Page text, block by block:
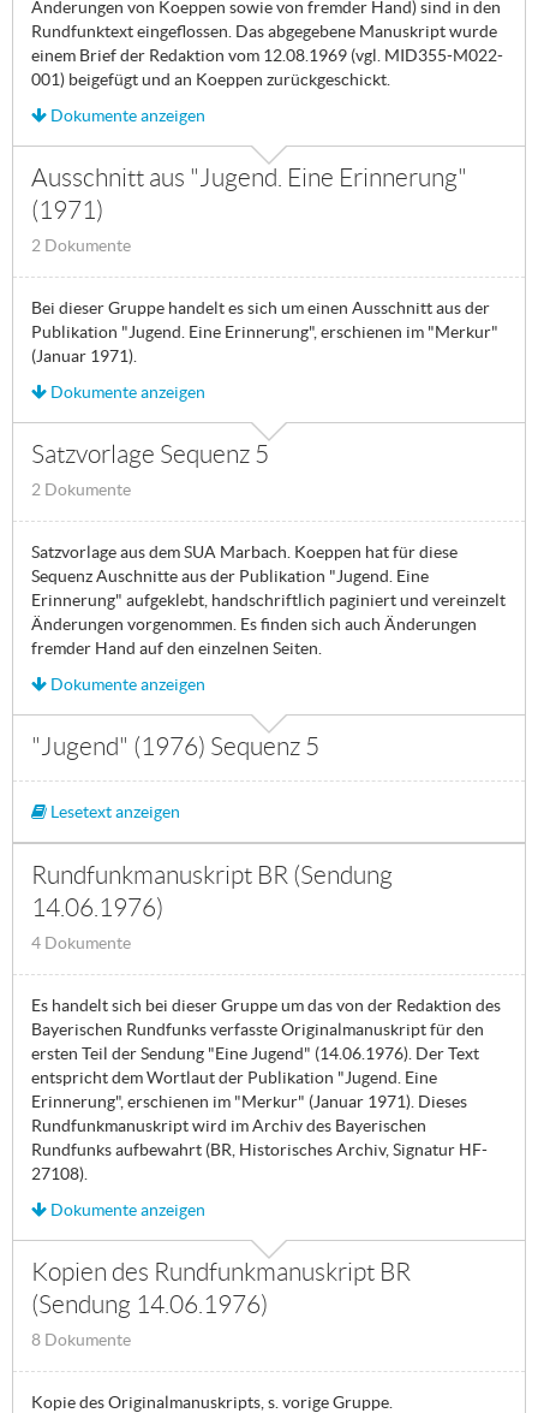
Änderungen von Koeppen sowie von fremder Hand) sind in den
Rundfunktext eingeflossen. Das abgegebene Manuskript wurde
einem Brief der Redaktion vom 12.08.1969 (vgl. MID355-M022-
001) beigefügt und an Koeppen zurückgeschickt.
Dokumente anzeigen
Ausschnitt aus "Jugend. Eine Erinnerung"
(1971)
2 Dokumente
Bei dieser Gruppe handelt es sich um einen Ausschnitt aus der
Publikation "Jugend. Eine Erinnerung", erschienen im "Merkur"
(Januar 1971).
Dokumente anzeigen
Satzvorlage Sequenz 5
2 Dokumente
Satzvorlage aus dem SUA Marbach. Koeppen hat für diese
Sequenz Auschnitte aus der Publikation "Jugend. Eine
Erinnerung" aufgeklebt, handschriftlich paginiert und vereinzelt
Änderungen vorgenommen. Es finden sich auch Änderungen
fremder Hand auf den einzelnen Seiten.
Dokumente anzeigen
"Jugend" (1976) Sequenz 5
Lesetext anzeigen
Rundfunkmanuskript BR (Sendung
14.06.1976)
4 Dokumente
Es handelt sich bei dieser Gruppe um das von der Redaktion des
Bayerischen Rundfunks verfasste Originalmanuskript für den
ersten Teil der Sendung "Eine Jugend" (14.06.1976). Der Text
entspricht dem Wortlaut der Publikation "Jugend. Eine
Erinnerung", erschienen im "Merkur" (Januar 1971). Dieses
Rundfunkmanuskript wird im Archiv des Bayerischen
Rundfunks aufbewahrt (BR, Historisches Archiv, Signatur HF-
27108).
Dokumente anzeigen
Kopien des Rundfunkmanuskript BR
(Sendung 14.06.1976)
8 Dokumente
Kopie des Originalmanuskripts, s. vorige Gruppe.